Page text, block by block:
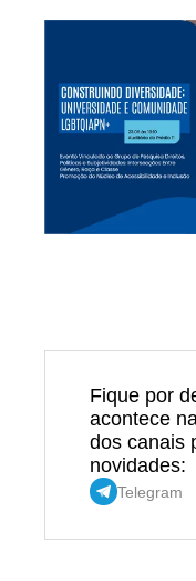
Fique por
acontece
dos canais
novidades:
Telegram